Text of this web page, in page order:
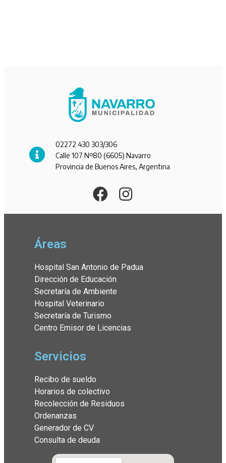
02272 430 303/306
Calle 107 Nº80 (6605) Navarro
Provincia de Buenos Aires, Argentina
Áreas
Hospital San Antonio de Padua
Dirección de Educación
Secretaría de Ambiente
Hospital Veterinario
Secretaría de Turismo
Centro Emisor de Licencias
Servicios
Recibo de sueldo
Horarios de colectivo
Recolección de Residuos
Ordenanzas
Generador de CV
Consulta de deuda